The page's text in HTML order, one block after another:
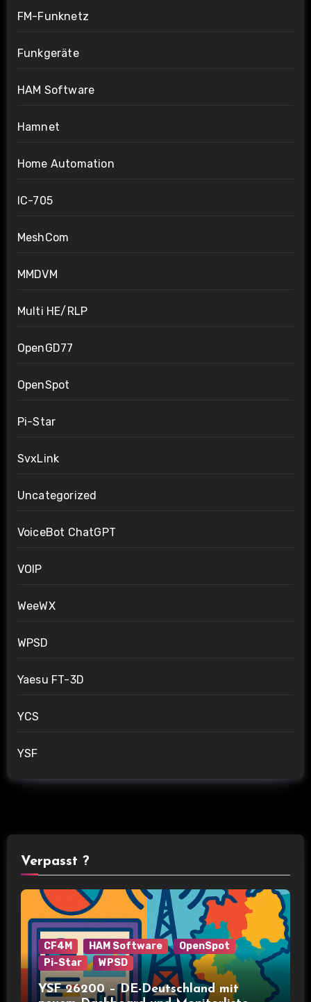
FM-Funknetz
Funkgeräte
HAM Software
Hamnet
Home Automation
IC-705
MeshCom
MMDVM
Multi HE/RLP
OpenGD77
OpenSpot
Pi-Star
SvxLink
Uncategorized
VoiceBot ChatGPT
VOIP
WeeWX
WPSD
Yaesu FT-3D
YCS
YSF
Verpasst ?
CF4M HAM Software
OpenSpot
Pi-Star
WPSD
YSF 26200 – DE-Deutschland mit